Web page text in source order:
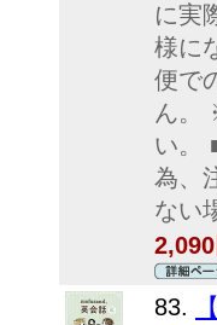
に実
様に
便で
ん。
い。
為、
ない
2,090
83.